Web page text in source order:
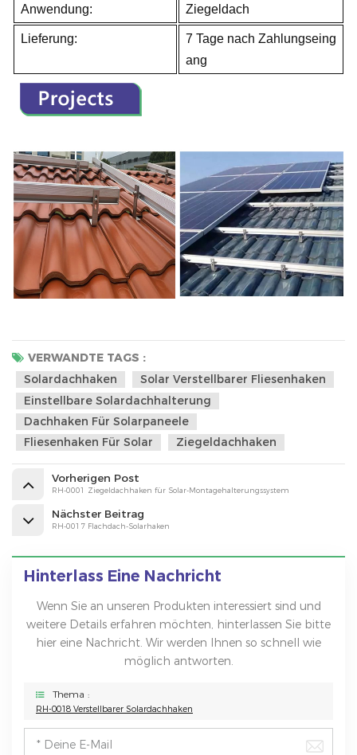
Anwendung: Ziegeldach
Lieferung:
7 Tage nach Zahlungseing
ang
VERWANDTE TAGS :
Solardachhaken
Solar Verstellbarer Fliesenhaken
Einstellbare Solardachhalterung
Dachhaken Für Solarpaneele
Fliesenhaken Für Solar
Ziegeldachhaken
Vorherigen Post
RH-0001 Ziegeldachhaken für Solar-Montagehalterungssystem
Nächster Beitrag
RH-0017 Flachdach-Solarhaken
Hinterlass Eine Nachricht
Wenn Sie an unseren Produkten interessiert sind und
weitere Details erfahren möchten, hinterlassen Sie bitte
hier eine Nachricht. Wir werden Ihnen so schnell wie
möglich antworten.
Thema :
RH-0018 Verstellbarer Solardachhaken